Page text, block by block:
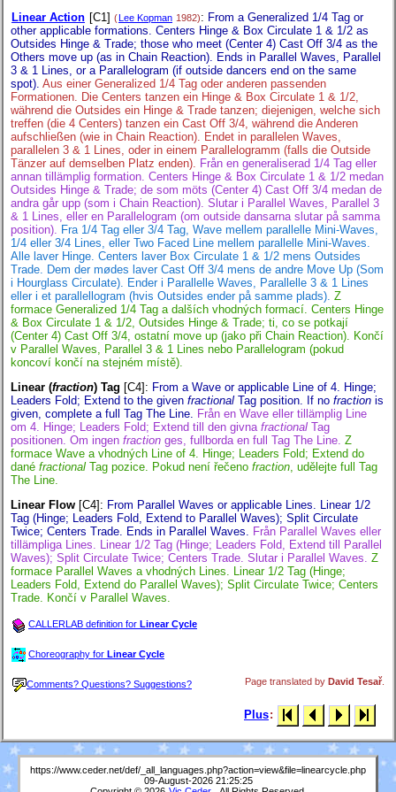
Linear Action [C1] (Lee Kopman 1982): From a Generalized 1/4 Tag or
other applicable formations. Centers Hinge & Box Circulate 1 & 1/2 as
Outsides Hinge & Trade; those who meet (Center 4) Cast Off 3/4 as the
Others move up (as in Chain Reaction). Ends in Parallel Waves, Parallel
3 & 1 Lines, or a Parallelogram (if outside dancers end on the same
spot). Aus einer Generalized 1/4 Tag oder anderen passenden
Formationen. Die Centers tanzen ein Hinge & Box Circulate 1 & 1/2,
während die Outsides ein Hinge & Trade tanzen; diejenigen, welche sich
treffen (die 4 Centers) tanzen ein Cast Off 3/4, während die Anderen
aufschließen (wie in Chain Reaction). Endet in parallelen Waves,
parallelen 3 & 1 Lines, oder in einem Parallelogramm (falls die Outside
Tänzer auf demselben Platz enden). Från en generaliserad 1/4 Tag eller
annan tillämplig formation. Centers Hinge & Box Circulate 1 & 1/2 medan
Outsides Hinge & Trade; de som möts (Center 4) Cast Off 3/4 medan de
andra går upp (som i Chain Reaction). Slutar i Parallel Waves, Parallel 3
& 1 Lines, eller en Parallelogram (om outside dansarna slutar på samma
position). Fra 1/4 Tag eller 3/4 Tag, Wave mellem parallelle Mini-Waves,
1/4 eller 3/4 Lines, eller Two Faced Line mellem parallelle Mini-Waves.
Alle laver Hinge. Centers laver Box Circulate 1 & 1/2 mens Outsides
Trade. Dem der mødes laver Cast Off 3/4 mens de andre Move Up (Som
i Hourglass Circulate). Ender i Parallelle Waves, Parallelle 3 & 1 Lines
eller i et parallellogram (hvis Outsides ender på samme plads). Z
formace Generalized 1/4 Tag a dalších vhodných formací. Centers Hinge
& Box Circulate 1 & 1/2, Outsides Hinge & Trade; ti, co se potkají
(Center 4) Cast Off 3/4, ostatní move up (jako při Chain Reaction). Končí
v Parallel Waves, Parallel 3 & 1 Lines nebo Parallelogram (pokud
koncoví končí na stejném místě).
Linear (fraction) Tag [C4] : From a Wave or applicable Line of 4. Hinge;
Leaders Fold; Extend to the given fractional Tag position. If no fraction is
given, complete a full Tag The Line.
Från en Wave eller tillämplig Line
om 4. Hinge; Leaders Fold; Extend till den givna fractional Tag
positionen. Om ingen fraction ges, fullborda en full Tag The Line. Z
formace Wave a vhodných Line of 4. Hinge; Leaders Fold; Extend do
dané fractional Tag pozice. Pokud není řečeno fraction , udělejte full Tag
The Line.
Linear Flow [C4] : From Parallel Waves or applicable Lines. Linear 1/2
Tag (Hinge; Leaders Fold, Extend to Parallel Waves); Split Circulate
Twice; Centers Trade. Ends in Parallel Waves. Från Parallel Waves eller
tillämpliga Lines. Linear 1/2 Tag (Hinge; Leaders Fold, Extend till Parallel
Waves); Split Circulate Twice; Centers Trade. Slutar i Parallel Waves. Z
formace Parallel Waves a vhodných Lines. Linear 1/2 Tag (Hinge;
Leaders Fold, Extend do Parallel Waves); Split Circulate Twice; Centers
Trade. Končí v Parallel Waves.
CALLERLAB definition for Linear Cycle
Choreography for Linear Cycle
Comments? Questions? Suggestions? Page translated by David Tesař
Plus:
https://www.ceder.net/def/_all_languages.php?action=view&file=linearcycle.php
09-August-2026 21:25:25